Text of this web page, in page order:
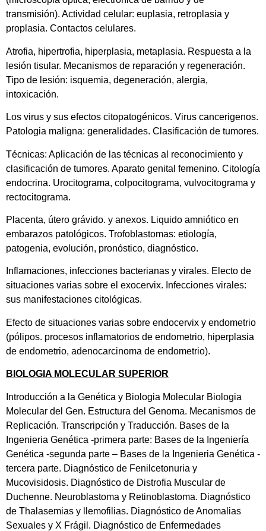
transmisión). Actividad celular: euplasia, retroplasia y
proplasia. Contactos celulares.
Atrofia, hipertrofia, hiperplasia, metaplasia. Respuesta a la
lesión tisular. Mecanismos de reparación y regeneración.
Tipo de lesión: isquemia, degeneración, alergia,
intoxicación.
Los virus y sus efectos citopatogénicos. Virus cancerigenos.
Patologia maligna: generalidades. Clasificación de tumores.
Técnicas: Aplicación de las técnicas al reconocimiento y
clasificación de tumores. Aparato genital femenino. Citología
endocrina. Urocitograma, colpocitograma, vulvocitograma y
rectocitograma.
Placenta, útero grávido. y anexos. Liquido amniótico en
embarazos patológicos. Trofoblastomas: etiología,
patogenia, evolución, pronóstico, diagnóstico.
Inflamaciones, infecciones bacterianas y virales. Electo de
situaciones varias sobre el exocervix. Infecciones virales:
sus manifestaciones citológicas.
Efecto de situaciones varias sobre endocervix y endometrio
(pólipos. procesos inflamatorios de endometrio, hiperplasia
de endometrio, adenocarcinoma de endometrio).
BIOLOGIA MOLECULAR SUPERIOR
Introducción a la Genética y Biologia Molecular Biologia
Molecular del Gen. Estructura del Genoma. Mecanismos de
Replicación. Transcripción y Traducción. Bases de la
Ingenieria Genética -primera parte: Bases de la Ingeniería
Genética -segunda parte – Bases de la Ingenieria Genética -
tercera parte. Diagnóstico de Fenilcetonuria y
Mucovisidosis. Diagnóstico de Distrofia Muscular de
Duchenne. Neuroblastoma y Retinoblastoma. Diagnóstico
de Thalasemias y llemofilias. Diagnóstico de Anomalias
Sexuales y X Frágil. Diagnóstico de Enfermedades